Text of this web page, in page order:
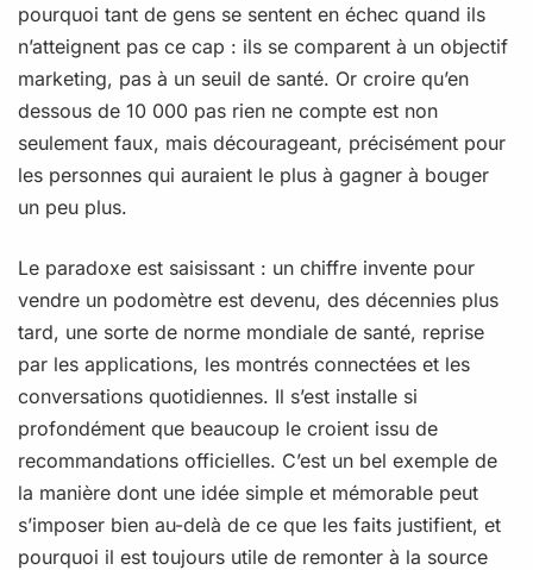
pourquoi tant de gens se sentent en échec quand ils
n’atteignent pas ce cap : ils se comparent à un objectif
marketing, pas à un seuil de santé. Or croire qu’en
dessous de 10 000 pas rien ne compte est non
seulement faux, mais décourageant, précisément pour
les personnes qui auraient le plus à gagner à bouger
un peu plus.
Le paradoxe est saisissant : un chiffre invente pour
vendre un podomètre est devenu, des décennies plus
tard, une sorte de norme mondiale de santé, reprise
par les applications, les montrés connectées et les
conversations quotidiennes. Il s’est installe si
profondément que beaucoup le croient issu de
recommandations officielles. C’est un bel exemple de
la manière dont une idée simple et mémorable peut
s’imposer bien au-delà de ce que les faits justifient, et
pourquoi il est toujours utile de remonter à la source